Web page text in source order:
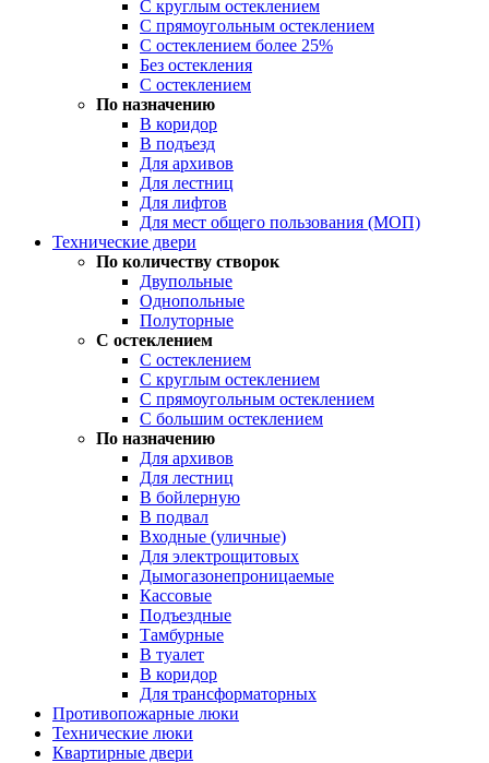
С круглым остеклением
С прямоугольным остеклением
С остеклением более 25%
Без остекления
С остеклением
По назначению
В коридор
В подъезд
Для архивов
Для лестниц
Для лифтов
Для мест общего пользования (МОП)
Технические двери
По количеству створок
Двупольные
Однопольные
Полуторные
С остеклением
С остеклением
С круглым остеклением
С прямоугольным остеклением
С большим остеклением
По назначению
Для архивов
Для лестниц
В бойлерную
В подвал
Входные (уличные)
Для электрощитовых
Дымогазонепроницаемые
Кассовые
Подъездные
Тамбурные
В туалет
В коридор
Для трансформаторных
Противопожарные люки
Технические люки
Квартирные двери